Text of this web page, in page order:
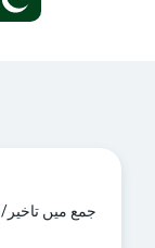
جمع میں